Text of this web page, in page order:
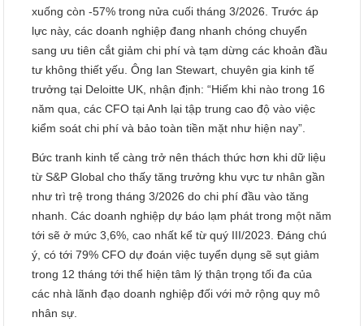
xuống còn -57% trong nửa cuối tháng 3/2026. Trước áp
lực này, các doanh nghiệp đang nhanh chóng chuyển
sang ưu tiên cắt giảm chi phí và tạm dừng các khoản đầu
tư không thiết yếu. Ông Ian Stewart, chuyên gia kinh tế
trưởng tại Deloitte UK, nhận định: “Hiếm khi nào trong 16
năm qua, các CFO tại Anh lại tập trung cao độ vào việc
kiểm soát chi phí và bảo toàn tiền mặt như hiện nay”.
Bức tranh kinh tế càng trở nên thách thức hơn khi dữ liệu
từ S&P Global cho thấy tăng trưởng khu vực tư nhân gần
như trì trệ trong tháng 3/2026 do chi phí đầu vào tăng
nhanh. Các doanh nghiệp dự báo lạm phát trong một năm
tới sẽ ở mức 3,6%, cao nhất kể từ quý III/2023. Đáng chú
ý, có tới 79% CFO dự đoán việc tuyển dụng sẽ sụt giảm
trong 12 tháng tới thể hiện tâm lý thận trọng tối đa của
các nhà lãnh đạo doanh nghiệp đối với mở rộng quy mô
nhân sự.